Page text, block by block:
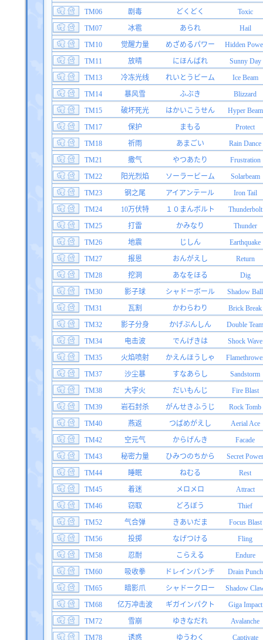
TM06
剧毒 どくどく
Toxic
TM07
冰雹 あられ
Hail
TM10
觉醒力量 めざめるパワー
Hidden
TM11
放晴 にほんばれ
Sunny Day
TM13
冷冻光线 れいとうビーム
Ice Beam
TM14
暴风雪 ふぶき
Blizzard
TM15
破坏死光 はかいこうせん
Hyper Beam
TM17
保护 まもる
Protect
TM18
祈雨 あまごい
Rain Dance
TM21
撒气 やつあたり
Frustration
TM22
阳光烈焰 ソーラービーム
Solarbeam
TM23
钢之尾 アイアンテール
Iron Tail
TM24
10万伏特 １０まんボルト
Thunderbolt
TM25
打雷 かみなり
Thunder
TM26
地震 じしん
Earthquake
TM27
报恩 おんがえし
Return
TM28
挖洞 あなをほる
Dig
TM30
影子球 シャドーボール
Shadow Ball
TM31
瓦割 かわらわり
Brick Break
TM32
影子分身 かげぶんしん
Double Team
TM34
电击波 でんげきは
Shock Wave
TM35
火焰喷射 かえんほうしゃ
TM37
沙尘暴 すなあらし
Sandstorm
TM38
大字火 だいもんじ
Fire Blast
TM39
岩石封杀 がんせきふうじ
Rock Tomb
TM40
燕返 つばめがえし
Aerial Ace
TM42
空元气 からげんき
Facade
TM43
秘密力量 ひみつのちから
Secret Power
TM44
睡眠 ねむる
Rest
TM45
着迷 メロメロ
Attract
TM46
窃取 どろぼう
Thief
TM52
气合弹 きあいだま
Focus Blast
TM56
投掷 なげつける
Fling
TM58
忍耐 こらえる
Endure
TM60
吸收拳 ドレインパンチ
Drain Punch
TM65
暗影爪 シャドークロー
Shadow
TM68
亿万冲击波 ギガインパクト
Giga Impact
TM72
雪崩 ゆきなだれ
Avalanche
TM78
诱惑 ゆうわく Captivate